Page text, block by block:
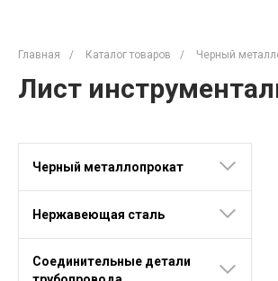
Главная / Каталог товаров / Черный
Лист
Черный металлопрокат
Нержавеющая сталь
Соединительные детали